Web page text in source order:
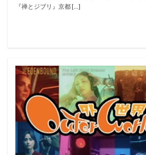
『禅とジブリ』京都 […]